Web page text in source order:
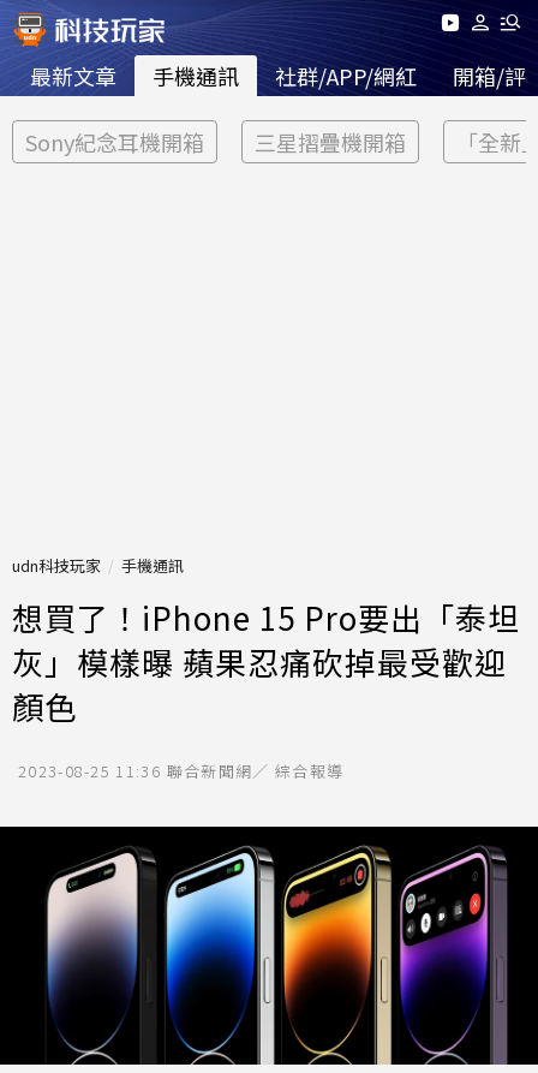
最新文章 手機通訊 社群/APP/網紅 開箱/評
Sony紀念耳機開箱 三星摺疊機開箱 「全新
udn科技玩家 手機通訊
想買了！iPhone 15 Pro要出「泰坦
灰」模樣曝 蘋果忍痛砍掉最受歡迎
顏色
2023-08-25 11:36 聯合新聞網／ 綜合報導